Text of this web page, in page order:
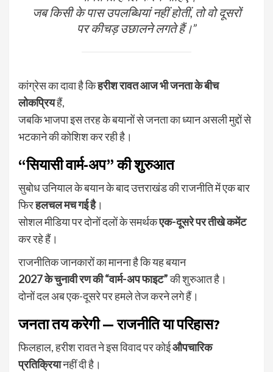
जब किसी के पास उपलब्धियां नहीं होतीं, तो वो दूसरों
पर कीचड़ उछालने लगते हैं।”
कांग्रेस का दावा है किहरीश रावत आज भी जनता के बीच
लोकप्रियहैं,
जबकि भाजपा इस तरह के बयानों से जनता का ध्यान असली मुद्दों से
भटकाने की कोशिश कर रही है।
“सियासी वार्म-अप” की शुरुआत
सुबोध उनियाल के बयान के बाद उत्तराखंड की राजनीति में एक बार
फिरहलचल मच गई है।
सोशल मीडिया पर दोनों दलों के समर्थकएक-दूसरे पर तीखे कमेंट
कर रहे हैं।
राजनीतिक जानकारों का मानना है कि यह बयान
2027 के चुनावी रण की “वार्म-अप फाइट”की शुरुआत है।
दोनों दल अब एक-दूसरे पर हमले तेज करने लगे हैं।
जनता तय करेगी — राजनीति या परिहास?
फिलहाल, हरीश रावत ने इस विवाद पर कोईऔपचारिक
प्रतिक्रियानहीं दी है।